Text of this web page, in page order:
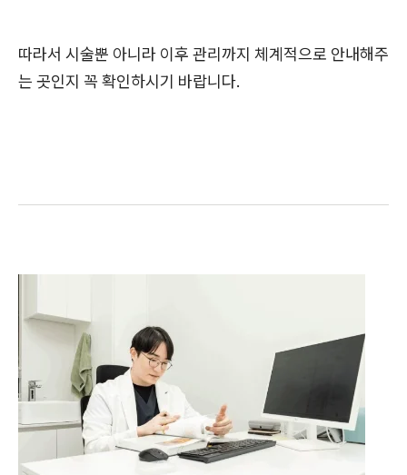
따라서 시술뿐 아니라 이후 관리까지 체계적으로 안내해주
는 곳인지 꼭 확인하시기 바랍니다.